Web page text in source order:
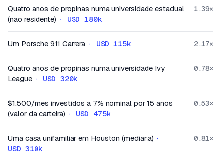
Quatro anos de propinas numa universidade estadual
(nao residente) · USD 180k
1.39×
Um Porsche 911 Carrera · USD 115k 2.17×
Quatro anos de propinas numa universidade Ivy
League · USD 320k
0.78×
$1.500/mes investidos a 7% nominal por 15 anos
(valor da carteira) · USD 475k
0.53×
Uma casa unifamiliar em Houston (mediana) ·
USD 310k
0.81×